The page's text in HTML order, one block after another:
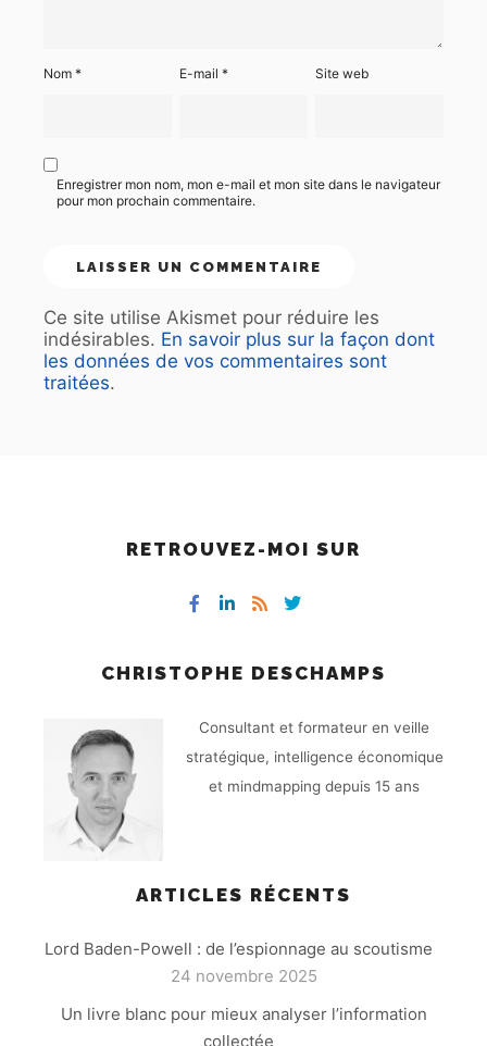
Nom * E-mail* Site web
Enregistrer mon nom, mon e-mail et mon site dans le navigateur
pour mon prochain commentaire.
Ce site utilise Akismet pour réduire les
indésirables. En savoir plus sur la façon dont
les données de vos commentaires sont
traitées.
RETROUVEZ-MOI SUR
CHRISTOPHE DESCHAMPS
Consultant et formateur en veille
stratégique, intelligence économique
et mindmapping depuis 15 ans
ARTICLES RÉCENTS
Lord Baden-Powell : de l’espionnage au scoutisme
24 novembre 2025
Un livre blanc pour mieux analyser l’information
collectée